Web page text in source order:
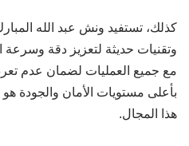
كذلك، تستفيد ونش عبد الله
وتقنيات حديثة لتعزيز دقة وسرعة
مع جميع العمليات لضمان عدم
بأعلى مستويات الأمان والجودة
هذا المجال.